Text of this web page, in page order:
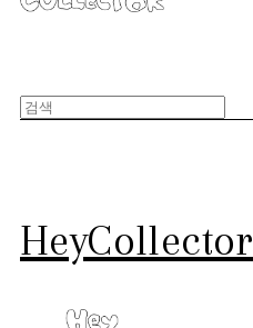
HeyCollector